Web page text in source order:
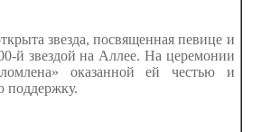
звезда, посвященная певице и
й звездой на Аллее. На церемонии
оказанной ей честью и
поддержку.